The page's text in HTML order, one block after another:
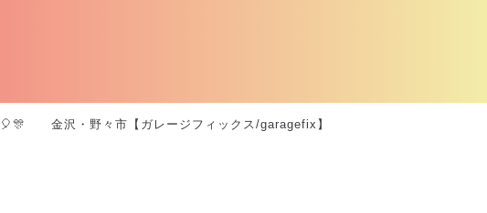
🎈🎊 金沢・野々市【ガレージフィックス/garagefix】